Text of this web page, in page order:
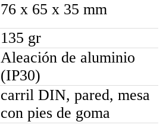
76 x 65 x 35 mm
135 gr
Aleación de aluminio
(IP30)
carril DIN, pared, mesa
con pies de goma